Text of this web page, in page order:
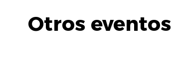
Otros eventos